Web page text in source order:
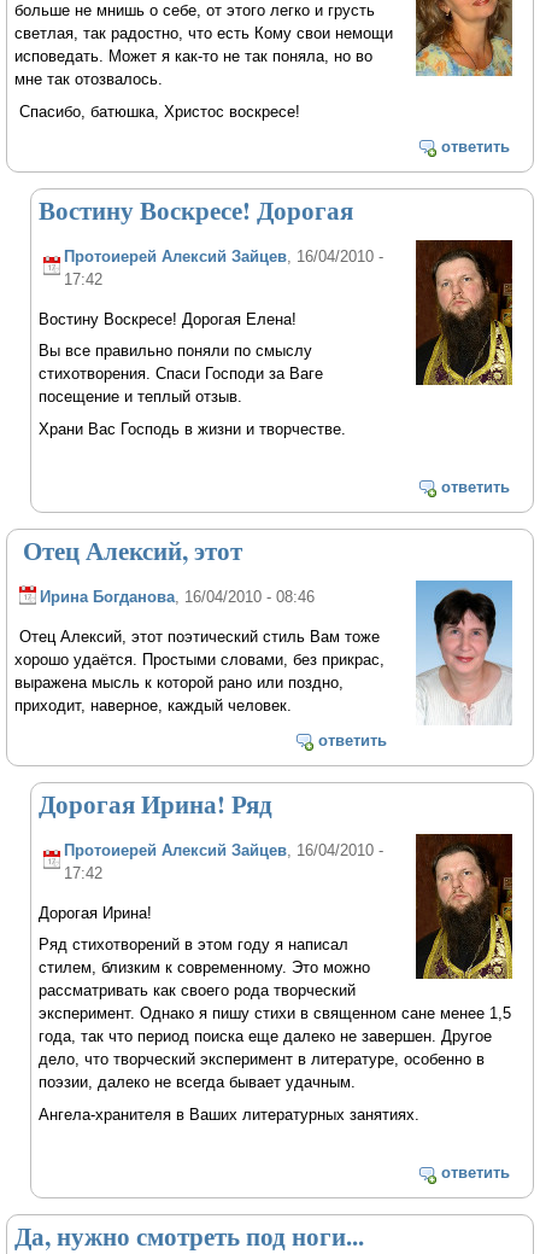
больше не мнишь о себе, от этого легко и грусть
светлая, так радостно, что есть Кому свои немощи
исповедать. Может я как-то не так поняла, но во
мне так отозвалось.
Спасибо, батюшка, Христос воскресе!
ответить
Востину Воскресе! Дорогая
Протоиерей Алексий Зайцев , 16/04/2010 -
17:42
Востину Воскресе! Дорогая Елена!
Вы все правильно поняли по смыслу
стихотворения. Спаси Господи за Ваге
посещение и теплый отзыв.
Храни Вас Господь в жизни и творчестве.
ответить
Отец Алексий, этот
Ирина Богданова, 16/04/2010 - 08:46
Отец Алексий, этот поэтический стиль Вам тоже
хорошо удаётся. Простыми словами, без прикрас,
выражена мысль к которой рано или поздно,
приходит, наверное, каждый человек.
ответить
Дорогая Ирина! Ряд
Протоиерей Алексий Зайцев , 16/04/2010 -
17:42
Дорогая Ирина!
Ряд стихотворений в этом году я написал
стилем, близким к современному. Это можно
рассматривать как своего рода творческий
эксперимент. Однако я пишу стихи в священном сане менее 1,5
года, так что период поиска еще далеко не завершен. Другое
дело, что творческий эксперимент в литературе, особенно в
поэзии, далеко не всегда бывает удачным.
Ангела-хранителя в Ваших литературных занятиях.
ответить
Да, нужно смотреть под ноги...